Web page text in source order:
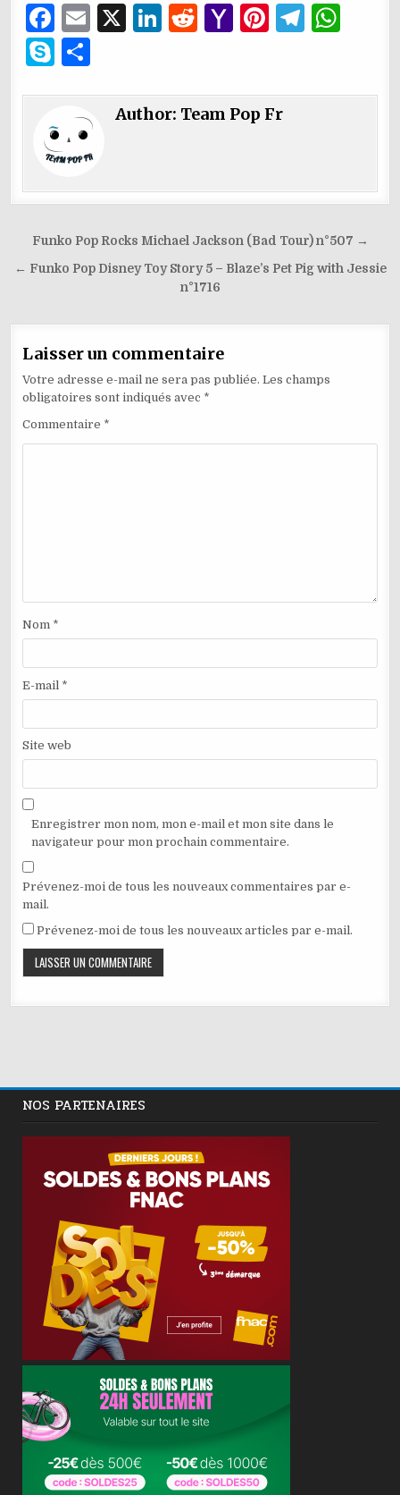
F
a
c
e
b
o
o
E
l
X
Li
e
R
di
Y
o
ai
Pi
re
T
g s
p
S
p
e
ta
g
er
Author: Team Pop Fr
Navigation
de
Funko Pop Rocks Michael Jackson (Bad Tour) n°507 →
← Funko Pop Disney Toy Story 5 – Blaze’s Pet Pig with Jessie
n°1716
Laisser un commentaire
Votre adresse e-mail ne sera pas publiée. Les champs
obligatoires sont indiqués avec *
Commentaire *
Nom *
E-mail *
Site web
Enregistrer mon nom, mon e-mail et mon site dans le
navigateur pour mon prochain commentaire.
Prévenez-moi de tous les nouveaux commentaires par e-
mail.
Prévenez-moi de tous les nouveaux articles par e-mail.
NOS PARTENAIRES